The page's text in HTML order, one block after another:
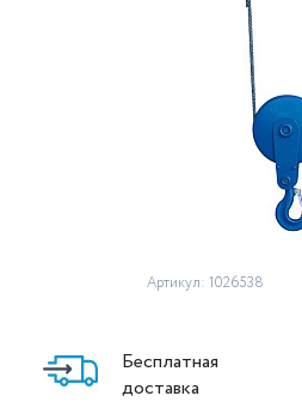
Артикул: 1026538
Бесплатная
доставка